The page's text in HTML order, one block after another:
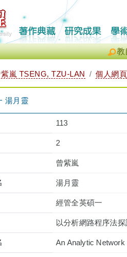
教
紫嵐 TSENG, TZU-LAN 個人網頁
湯月靈
113
2
曾紫嵐
湯月靈
經管全英碩一
以分析網路程序法
An Analytic